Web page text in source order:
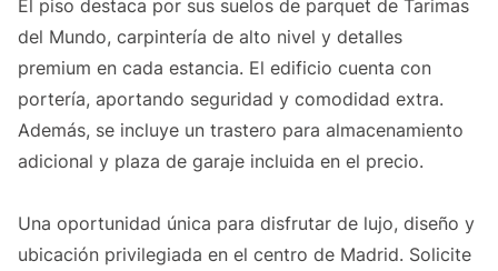
El piso destaca por sus suelos de parquet de Tarimas
del Mundo, carpintería de alto nivel y detalles
premium en cada estancia. El edificio cuenta con
portería, aportando seguridad y comodidad extra.
Además, se incluye un trastero para almacenamiento
adicional y plaza de garaje incluida en el precio.
Una oportunidad única para disfrutar de lujo, diseño y
ubicación privilegiada en el centro de Madrid. Solicite